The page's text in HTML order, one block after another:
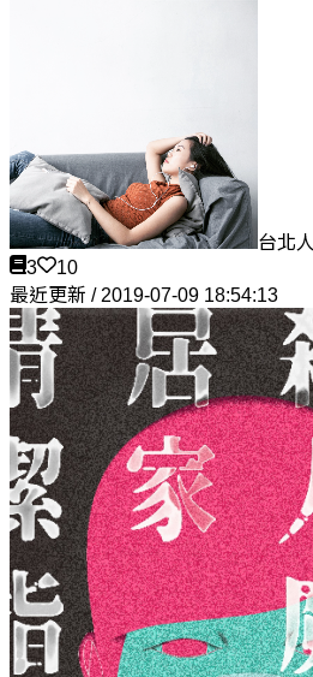
台北人
3
10
最近更新 / 2019-07-09 18:54:13